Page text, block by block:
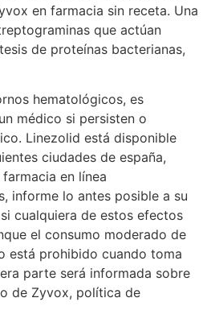
en farmacia sin receta. Una
que actúan
de proteínas bacterianas,
hematológicos, es
médico si persisten o
Linezolid está disponible
ciudades de españa,
en línea
informe lo antes posible a su
cualquiera de estos efectos
el consumo moderado de
está prohibido cuando toma
parte será informada sobre
de Zyvox, política de